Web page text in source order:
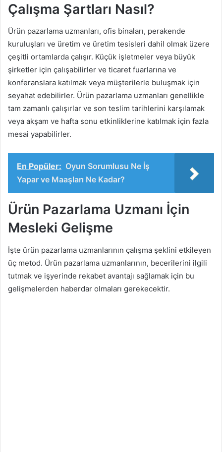
Çalışma Şartları Nasıl?
Ürün pazarlama uzmanları, ofis binaları, perakende
kuruluşları ve üretim ve üretim tesisleri dahil olmak üzere
çeşitli ortamlarda çalışır. Küçük işletmeler veya büyük
şirketler için çalışabilirler ve ticaret fuarlarına ve
konferanslara katılmak veya müşterilerle buluşmak için
seyahat edebilirler. Ürün pazarlama uzmanları genellikle
tam zamanlı çalışırlar ve son teslim tarihlerini karşılamak
veya akşam ve hafta sonu etkinliklerine katılmak için fazla
mesai yapabilirler.
En Popüler: Oyun Sorumlusu Ne İş
Yapar ve Maaşları Ne Kadar?
Ürün Pazarlama Uzmanı İçin
Mesleki Gelişme
İşte ürün pazarlama uzmanlarının çalışma şeklini etkileyen
üç metod. Ürün pazarlama uzmanlarının, becerilerini ilgili
tutmak ve işyerinde rekabet avantajı sağlamak için bu
gelişmelerden haberdar olmaları gerekecektir.